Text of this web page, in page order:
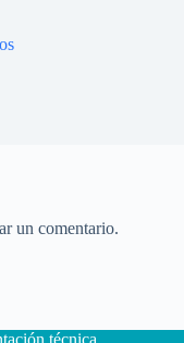
un comentario.
técnica